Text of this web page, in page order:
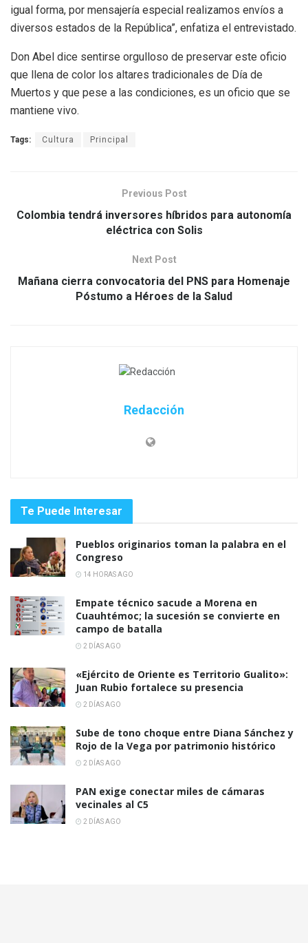
igual forma, por mensajería especial realizamos envíos a
diversos estados de la República”, enfatiza el entrevistado.
Don Abel dice sentirse orgulloso de preservar este oficio
que llena de color los altares tradicionales de Día de
Muertos y que pese a las condiciones, es un oficio que se
mantiene vivo.
Tags: Cultura Principal
Previous Post
Colombia tendrá inversores híbridos para autonomía
eléctrica con Solis
Next Post
Mañana cierra convocatoria del PNS para Homenaje
Póstumo a Héroes de la Salud
Redacción
Te Puede Interesar
Pueblos originarios toman la palabra en el
Congreso
14 HORAS AGO
Empate técnico sacude a Morena en
Cuauhtémoc; la sucesión se convierte en
campo de batalla
2 DÍAS AGO
«Ejército de Oriente es Territorio Gualito»:
Juan Rubio fortalece su presencia
2 DÍAS AGO
Sube de tono choque entre Diana Sánchez y
Rojo de la Vega por patrimonio histórico
2 DÍAS AGO
PAN exige conectar miles de cámaras
vecinales al C5
2 DÍAS AGO